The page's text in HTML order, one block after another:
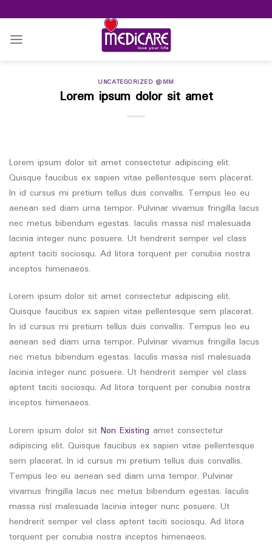
to
content
UNCATEGORIZED @MM
Lorem ipsum dolor sit amet
Lorem ipsum dolor sit amet consectetur adipiscing elit.
Quisque faucibus ex sapien vitae pellentesque sem placerat.
In id cursus mi pretium tellus duis convallis. Tempus leo eu
aenean sed diam urna tempor. Pulvinar vivamus fringilla lacus
nec metus bibendum egestas. Iaculis massa nisl malesuada
lacinia integer nunc posuere. Ut hendrerit semper vel class
aptent taciti sociosqu. Ad litora torquent per conubia nostra
inceptos himenaeos.
Lorem ipsum dolor sit amet consectetur adipiscing elit.
Quisque faucibus ex sapien vitae pellentesque sem placerat.
In id cursus mi pretium tellus duis convallis. Tempus leo eu
aenean sed diam urna tempor. Pulvinar vivamus fringilla lacus
nec metus bibendum egestas. Iaculis massa nisl malesuada
lacinia integer nunc posuere. Ut hendrerit semper vel class
aptent taciti sociosqu. Ad litora torquent per conubia nostra
inceptos himenaeos.
Lorem ipsum dolor sit Non Existing amet consectetur
adipiscing elit. Quisque faucibus ex sapien vitae pellentesque
sem placerat. In id cursus mi pretium tellus duis convallis.
Tempus leo eu aenean sed diam urna tempor. Pulvinar
vivamus fringilla lacus nec metus bibendum egestas. Iaculis
massa nisl malesuada lacinia integer nunc posuere. Ut
hendrerit semper vel class aptent taciti sociosqu. Ad litora
torquent per conubia nostra inceptos himenaeos.